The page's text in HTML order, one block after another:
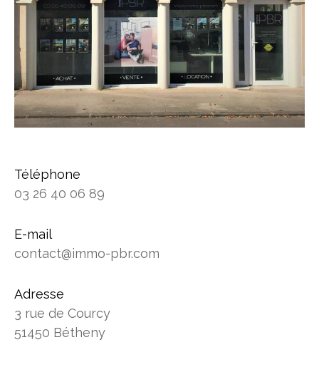
Téléphone
03 26 40 06 89
E-mail
contact@immo-pbr.com
Adresse
3 rue de Courcy
51450 Bétheny